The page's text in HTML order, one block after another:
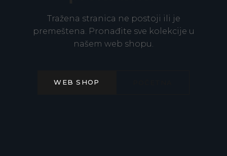
Tražena stranica ne postoji ili je
premeštena. Pronađite sve kolekcije u
našem web shopu.
WEB SHOP